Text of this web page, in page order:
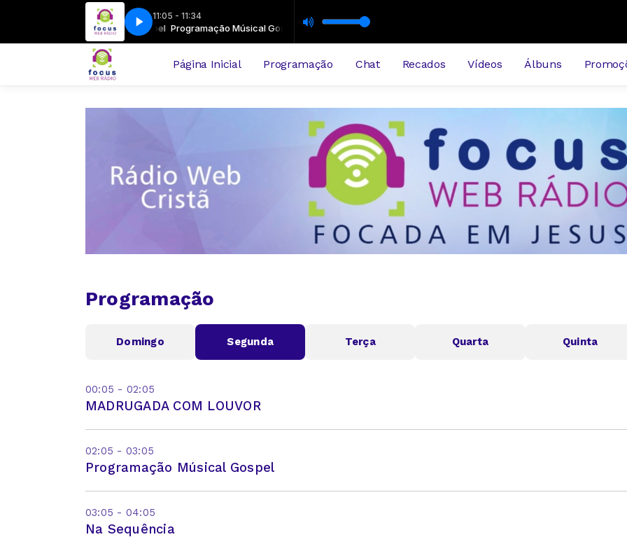
11:05 - 11:34
Programação Músical Gospel Programação Músical Gospel
com Louvor - 06-08-2026-bloco3 Madrugada com Louvor - 06-08-2026-bloco3
Página Inicial Programação Chat Recados Vídeos Álbuns
Programação
Domingo Segunda Terça Quarta Quinta
00:05 - 02:05
MADRUGADA COM LOUVOR
02:05 - 03:05
Programação Músical Gospel
03:05 - 04:05
Na Sequência